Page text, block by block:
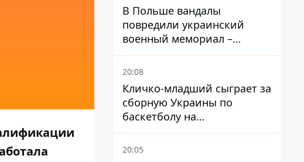
В Польше вандалы
повредили украинский
военный мемориал –
посольство отреагировало
20:08
Кличко-младший сыграет за
сборную Украины по
баскетболу на
квалификации ЧМ-2027
20:05